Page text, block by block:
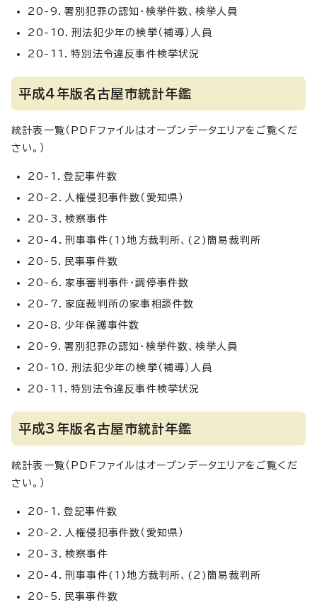
20-9．署別犯罪の認知・検挙件数、検挙人員
20-10．刑法犯少年の検挙（補導）人員
20-11．特別法令違反事件検挙状況
平成4年版名古屋市統計年鑑
統計表一覧（PDFファイルはオープンデータエリアをご覧くだ
さい。）
20-1．登記事件数
20-2．人権侵犯事件数（愛知県）
20-3．検察事件
20-4．刑事事件(1)地方裁判所、(2)簡易裁判所
20-5．民事事件数
20-6．家事審判事件・調停事件数
20-7．家庭裁判所の家事相談件数
20-8．少年保護事件数
20-9．署別犯罪の認知・検挙件数、検挙人員
20-10．刑法犯少年の検挙（補導）人員
20-11．特別法令違反事件検挙状況
平成3年版名古屋市統計年鑑
統計表一覧（PDFファイルはオープンデータエリアをご覧くだ
さい。）
20-1．登記事件数
20-2．人権侵犯事件数（愛知県）
20-3．検察事件
20-4．刑事事件(1)地方裁判所、(2)簡易裁判所
20-5．民事事件数